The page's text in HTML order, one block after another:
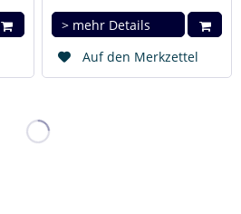
> mehr Details
Auf den Merkzettel